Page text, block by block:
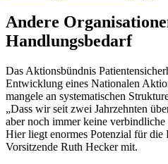
Andere
Handlungsbedarf
Das Aktionsbündnis
Entwicklung eines Nationalen
mangele an systematischen
„Dass wir seit zwei Jahrzehnten
aber noch immer keine
Hier liegt enormes Potenzial für
Vorsitzende Ruth Hecker mit.